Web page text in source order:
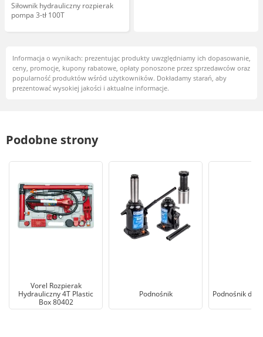
Siłownik hydrauliczny rozpierak
pompa 3-tł 100T
Informacja o wynikach: prezentując produkty uwzględniamy ich dopasowanie,
ceny, promocje, kupony rabatowe, opłaty ponoszone przez sprzedawców oraz
popularność produktów wśród użytkowników. Dokładamy starań, aby
prezentować wysokiej jakości i aktualne informacje.
Podobne strony
Vorel Rozpierak
Hydrauliczny 4T Plastic
Box 80402
Podnośnik Podnośnik